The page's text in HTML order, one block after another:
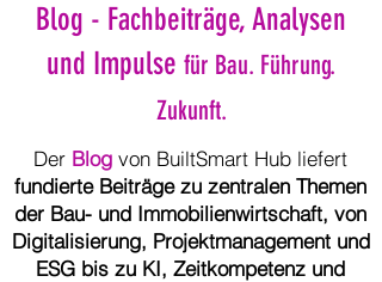
Blog - Fachbeiträge, Analysen
und Impulse für Bau. Führung.
Zukunft.
Der Blog von BuiltSmart Hub liefert
fundierte Beiträge zu zentralen Themen
der Bau- und Immobilienwirtschaft, von
Digitalisierung, Projektmanagement und
ESG bis zu KI, Zeitkompetenz und